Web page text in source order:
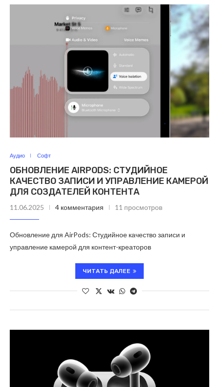
Аудио Софт
ОБНОВЛЕНИЕ AIRPODS: СТУДИЙНОЕ
КАЧЕСТВО ЗАПИСИ И УПРАВЛЕНИЕ КАМЕРОЙ
ДЛЯ СОЗДАТЕЛЕЙ КОНТЕНТА
11.06.2025 4 комментария 11 просмотров
Обновление для AirPods: Студийное качество записи и
управление камерой для контент-креаторов
ЧИТАТЬ ДАЛЕЕ